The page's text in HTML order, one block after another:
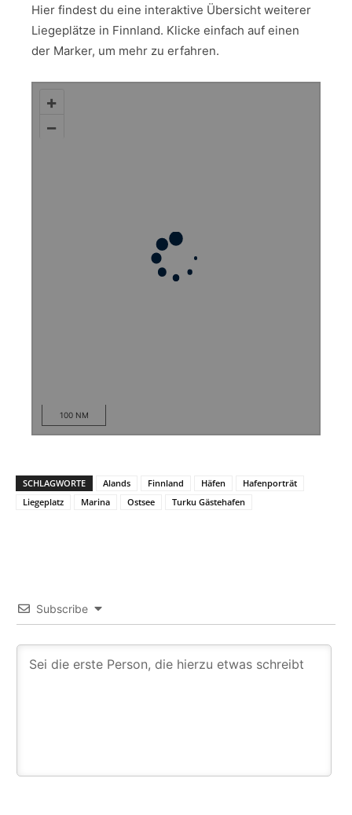
Hier findest du eine interaktive Übersicht weiterer
Liegeplätze in Finnland. Klicke einfach auf einen
der Marker, um mehr zu erfahren.
+
–
100 NM
SCHLAGWORTE Alands Finnland Häfen
Hafenporträt
Liegeplatz
Marina Ostsee Turku Gästehafen
Subscribe